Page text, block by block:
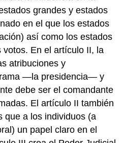
grandes y estados
en el que los estados
así como los estados
votos. En el artículo II, la
atribuciones y
—la presidencia— y
debe ser el comandante
El artículo II también
que a los individuos (a
un papel claro en el